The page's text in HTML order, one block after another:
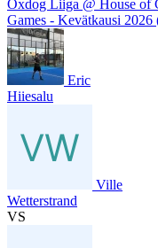
Oxdog Liiga @ House of
Games - Kevätkausi
Eric
Hiiesalu
Ville
Wetterstrand
VS